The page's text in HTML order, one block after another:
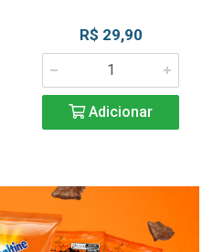
R$ 29,90
Adicionar